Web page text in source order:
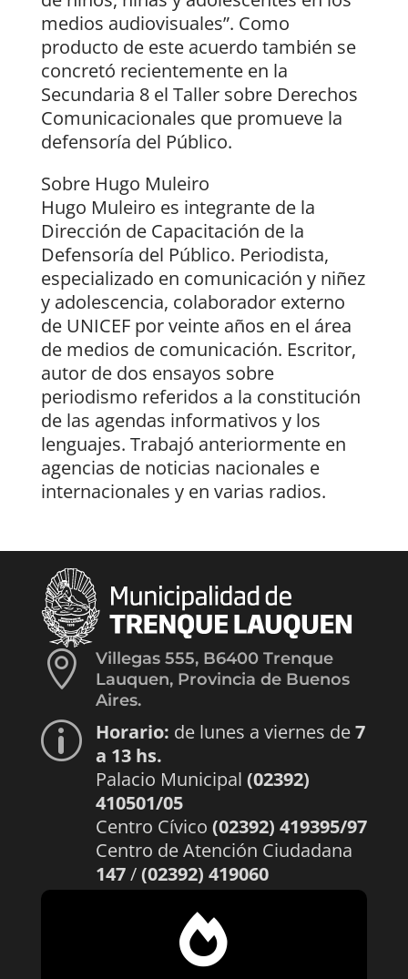
medios audiovisuales”. Como
producto de este acuerdo también se
concretó recientemente en la
Secundaria 8 el Taller sobre Derechos
Comunicacionales que promueve la
defensoría del Público.
Sobre Hugo Muleiro
Hugo Muleiro es integrante de la
Dirección de Capacitación de la
Defensoría del Público. Periodista,
especializado en comunicación y niñez
y adolescencia, colaborador externo
de UNICEF por veinte años en el área
de medios de comunicación. Escritor,
autor de dos ensayos sobre
periodismo referidos a la constitución
de las agendas informativos y los
lenguajes. Trabajó anteriormente en
agencias de noticias nacionales e
internacionales y en varias radios.

Villegas 555, B6400 Trenque
Lauquen, Provincia de Buenos
Aires.
p Horario: de lunes a viernes de7
a 13 hs.
Palacio Municipal (02392)
410501/05
Centro Cívico (02392) 419395/97
Centro de Atención Ciudadana
147/(02392) 419060
